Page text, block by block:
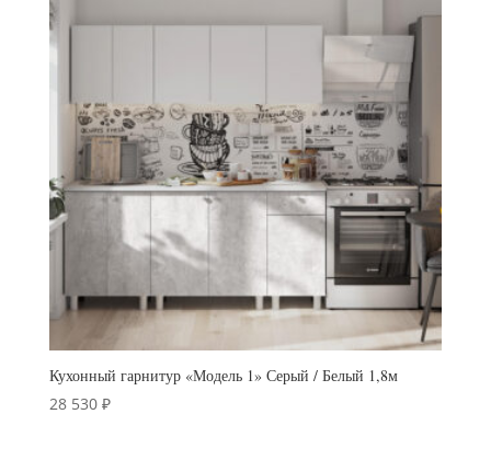
Кухонный гарнитур «Модель 1» Серый / Белый 1,8м
28 530 ₽